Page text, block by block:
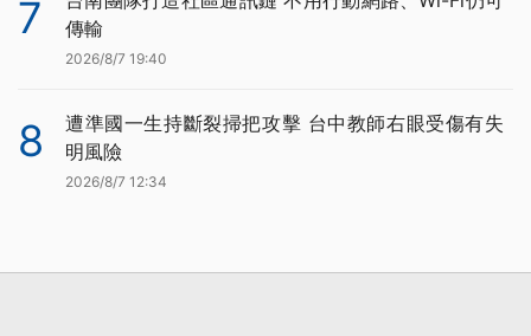
7
傳輸
2026/8/7 19:40
8
遭準國一生持斷裂掃把攻擊 台中教師右眼受傷有失
明風險
2026/8/7 12:34